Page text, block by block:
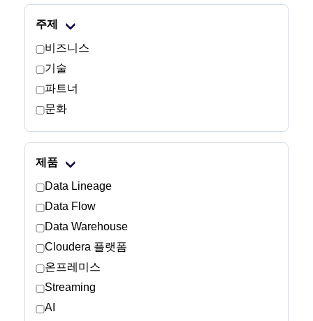
산업
금융 서비스
제조
보험
통신
기술
공공 부문
의료
교육
주제
비즈니스
기술
파트너
문화
제품
Data Lineage
Data Flow
Data Warehouse
Cloudera 플랫폼
온프레미스
Streaming
AI